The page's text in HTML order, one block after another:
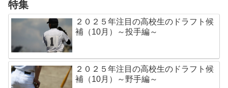
特集
２０２５年注目の高校生のドラフト候
補（10月）～投手編～
２０２５年注目の高校生のドラフト候
補（10月）～野手編～